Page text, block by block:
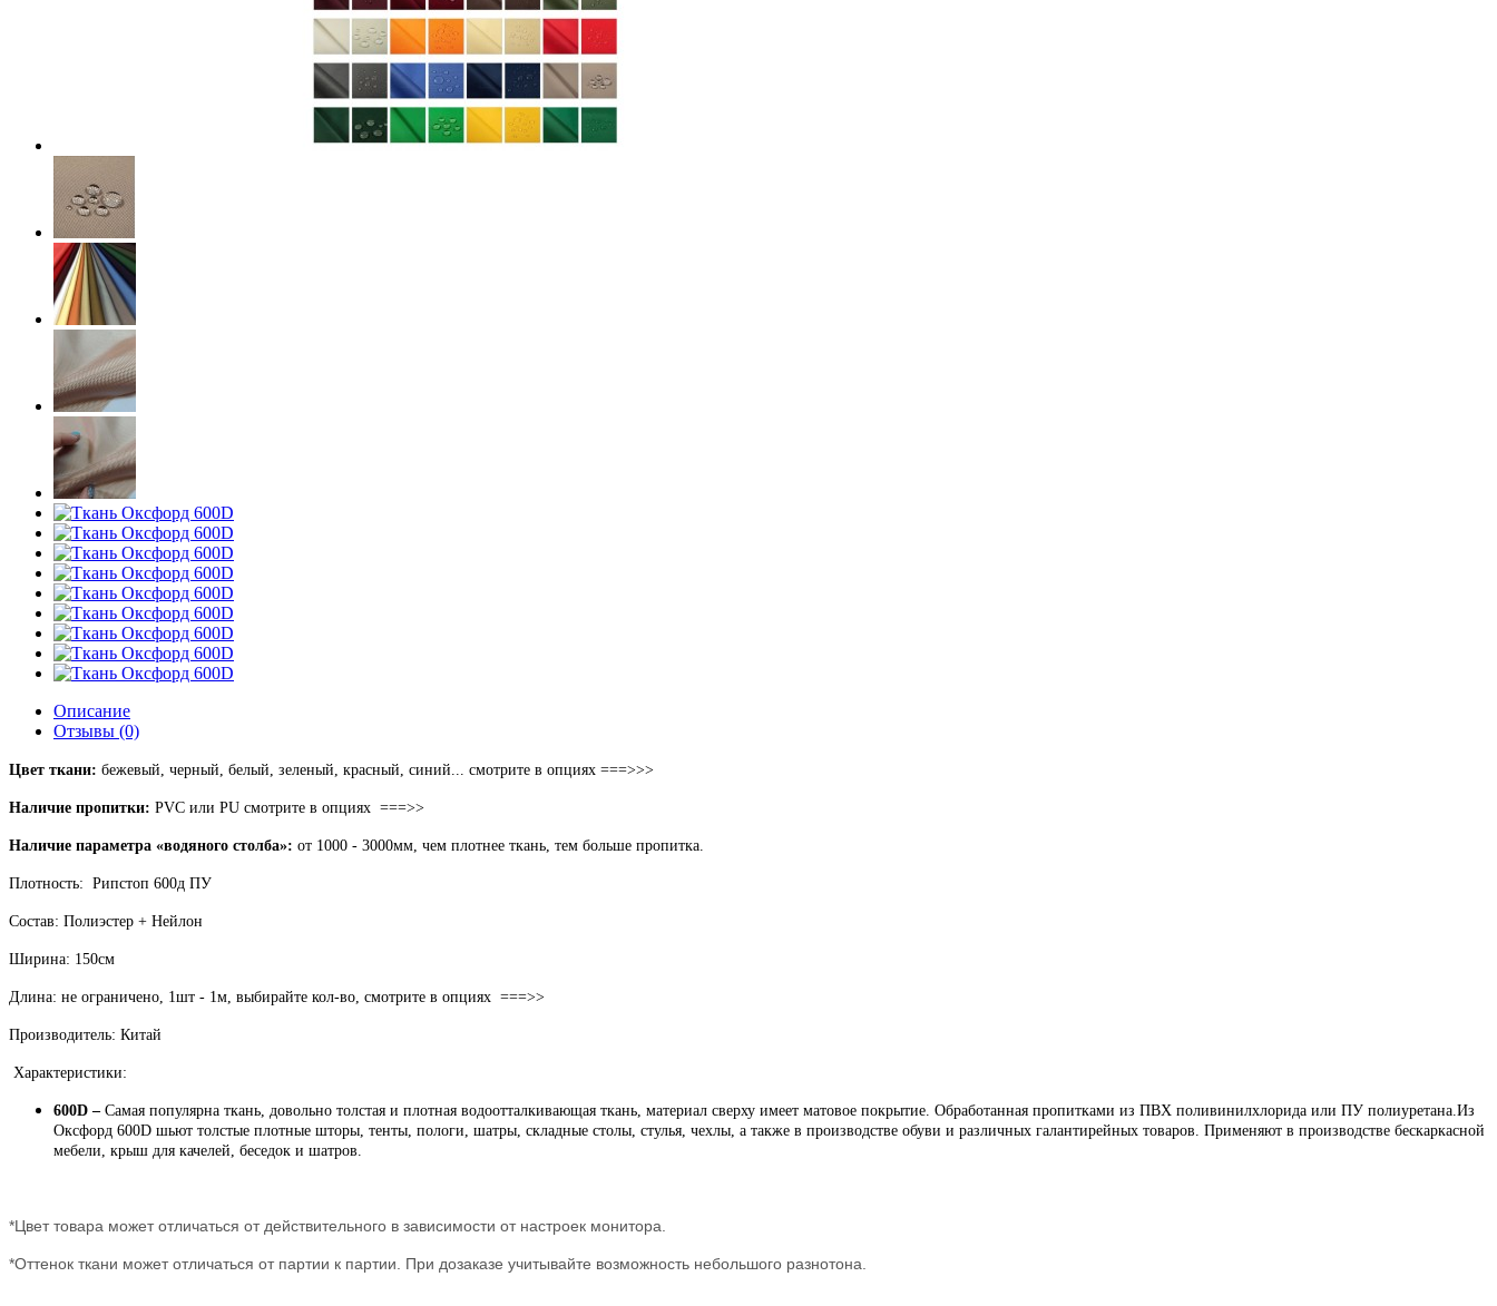
Описание
Отзывы (0)
Цвет ткани: бежевый, черный, белый, зеленый, красный, синий... смотрите в опциях ===>>>
Наличие пропитки: PVC или PU смотрите в опциях ===>>
Наличие параметра «водяного столба»: от 1000 ​- 3000мм, чем плотнее ткань, тем больше пропитка.
Плотность: Рипстоп 600д ПУ
Состав: Полиэстер + Нейлон
Ширина: 150см
Длина: не ограничено, 1шт - 1м, выбирайте кол-во, смотрите в опциях ===>>
Производитель: Китай
Характеристики:
600D – Самая популярна ткань, довольно толстая и плотная водоотталкивающая ткань, материал сверху имеет матовое покрытие. Обработанная пропитками из ПВХ поливинилхлорида или ПУ полиуретана.Из
Оксфорд 600D шьют толстые плотные шторы, тенты, пологи, шатры, складные столы, стулья, чехлы, а также в производстве обуви и различных галантирейных товаров. Применяют в производстве бескаркасной
мебели, крыш для качелей, беседок и шатров.
*Цвет товара может отличаться от действительного в зависимости от настроек монитора.
*Оттенок ткани может отличаться от партии к партии. При дозаказе учитывайте возможность небольшого разнотона.